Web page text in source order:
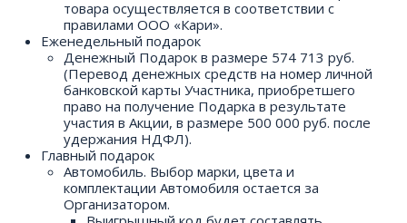
товара осуществляется в соответствии с
правилами ООО «Кари».
Еженедельный подарок
Денежный Подарок в размере 574 713 руб.
(Перевод денежных средств на номер личной
банковской карты Участника, приобретшего
право на получение Подарка в результате
участия в Акции, в размере 500 000 руб. после
удержания НДФЛ).
Главный подарок
Автомобиль. Выбор марки, цвета и
комплектации Автомобиля остается за
Организатором.